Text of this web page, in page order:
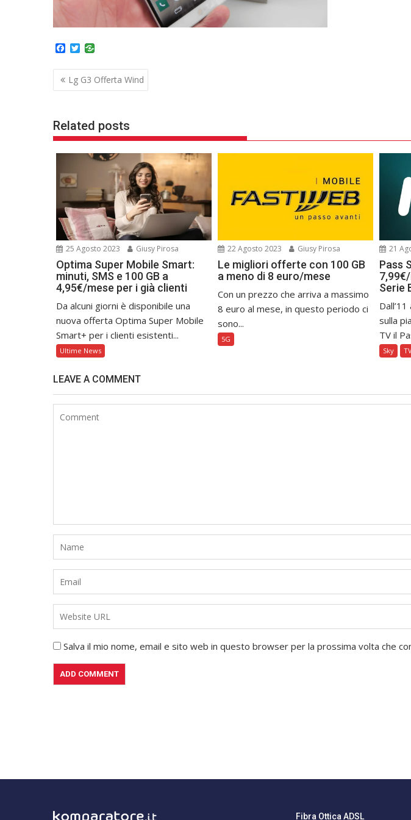
c
e
b
T
i
t
t
Navigazione
articoli
Lg G3 Offerta Wind
Related posts
25 Agosto 2023 Giusy Pirosa
Optima Super Mobile Smart:
minuti, SMS e 100 GB a
4,95€/mese per i già clienti
Da alcuni giorni è disponibile una
nuova offerta Optima Super Mobile
Smart+ per i clienti esistenti...
Ultime News
22 Agosto 2023 Giusy Pirosa
Le migliori offerte con 100 GB
a meno di 8 euro/mese
Con un prezzo che arriva a massimo
8 euro al mese, in questo periodo ci
sono...
5G
21
Pass
Serie
sulla
TV il
Sky
LEAVE A COMMENT
Salva il mio nome, email e sito web in questo browser per la prossima volta che
Fibra Ottica ADSL